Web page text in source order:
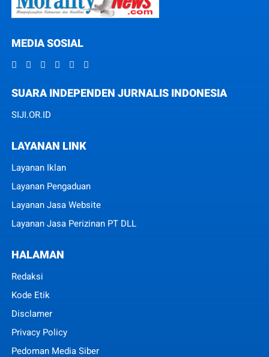
MEDIA SOSIAL
SUARA INDEPENDEN JURNALIS INDONESIA
SIJI.OR.ID
LAYANAN LINK
Layanan Iklan
Layanan Pengaduan
Layanan Jasa Website
Layanan Jasa Perizinan PT DLL
HALAMAN
Redaksi
Kode Etik
Disclamer
Privacy Policy
Pedoman Media Siber